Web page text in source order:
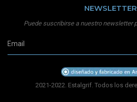
NEWSLETTER
Puede suscribirse a nuestro newsletter
2021-2022. Estalgrif. Todos los